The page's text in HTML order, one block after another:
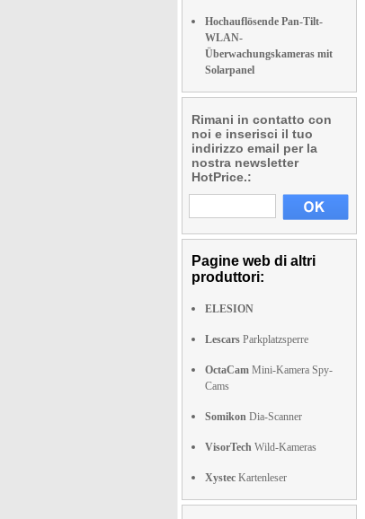
Hochauflösende Pan-Tilt-
WLAN-
Überwachungskameras mit
Solarpanel
Rimani in contatto con
noi e inserisci il tuo
indirizzo email per la
nostra newsletter
HotPrice.:
Pagine web di altri
produttori:
ELESION
Lescars Parkplatzsperre
OctaCam Mini-Kamera Spy-
Cams
Somikon Dia-Scanner
VisorTech Wild-Kameras
Xystec Kartenleser